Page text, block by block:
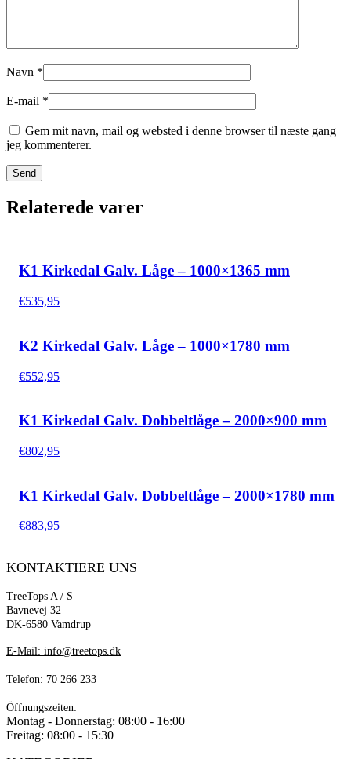
Navn *
E-mail *
Gem mit navn, mail og websted i denne browser til næste gang
jeg kommenterer.
Relaterede varer
K1 Kirkedal Galv. Låge – 1000×1365 mm
€535,95
K2 Kirkedal Galv. Låge – 1000×1780 mm
€552,95
K1 Kirkedal Galv. Dobbeltlåge – 2000×900 mm
€802,95
K1 Kirkedal Galv. Dobbeltlåge – 2000×1780 mm
€883,95
KONTAKTIERE UNS
TreeTops A / S
Bavnevej 32
DK-6580 Vamdrup
E-Mail: info@treetops.dk
Telefon: 70 266 233
Öffnungszeiten:
Montag - Donnerstag: 08:00 - 16:00
Freitag: 08:00 - 15:30